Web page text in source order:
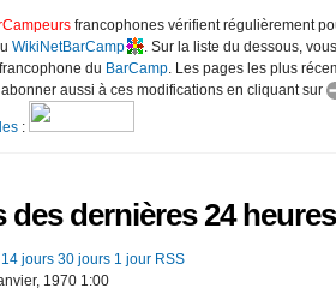
francophones vérifient régulièrement
WikiNetBarCamp
. Sur la liste du dessous,
francophone du BarCamp . Les pages les plus
aussi à ces modifications en cliquant sur
:
dernières 24 heures
14 jours 30 jours 1 jour RSS
1970 1:00